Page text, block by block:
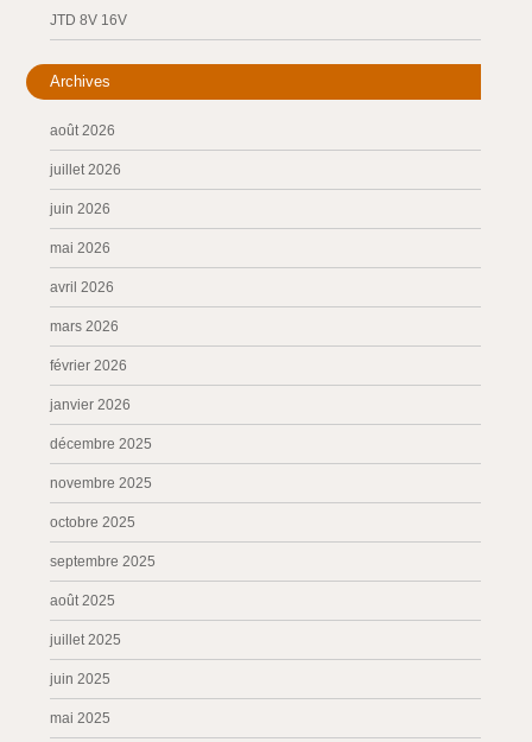
JTD 8V 16V
Archives
août 2026
juillet 2026
juin 2026
mai 2026
avril 2026
mars 2026
février 2026
janvier 2026
décembre 2025
novembre 2025
octobre 2025
septembre 2025
août 2025
juillet 2025
juin 2025
mai 2025